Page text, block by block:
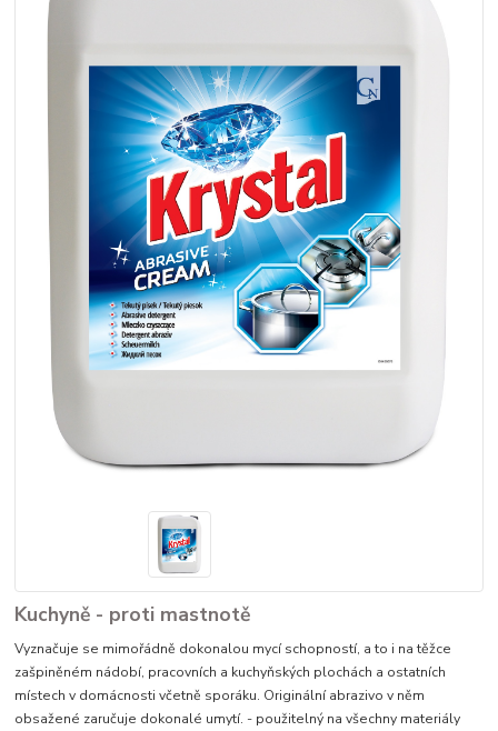
Kuchyně - proti mastnotě
Vyznačuje se mimořádně dokonalou mycí schopností, a to i na těžce
zašpiněném nádobí, pracovních a kuchyňských plochách a ostatních
místech v domácnosti včetně sporáku. Originální abrazivo v něm
obsažené zaručuje dokonalé umytí. - použitelný na všechny materiály